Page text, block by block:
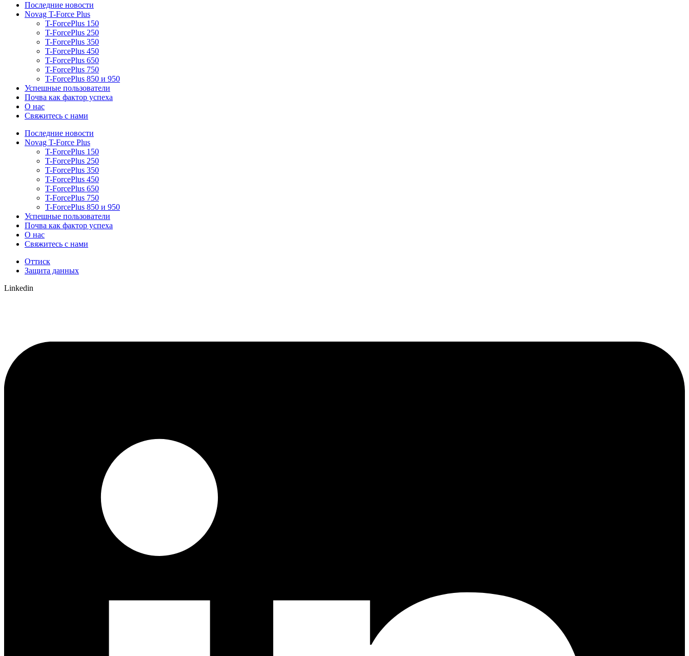
Последние новости
Novag T-Force Plus
T-ForcePlus 150
T-ForcePlus 250
T-ForcePlus 350
T-ForcePlus 450
T-ForcePlus 650
T-ForcePlus 750
T-ForcePlus 850 и 950
Успешные пользователи
Почва как фактор успеха
О нас
Свяжитесь с нами
Последние новости
Novag T-Force Plus
T-ForcePlus 150
T-ForcePlus 250
T-ForcePlus 350
T-ForcePlus 450
T-ForcePlus 650
T-ForcePlus 750
T-ForcePlus 850 и 950
Успешные пользователи
Почва как фактор успеха
О нас
Свяжитесь с нами
Оттиск
Защита данных
Linkedin